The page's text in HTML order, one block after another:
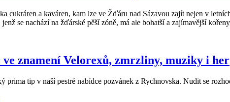
a kaváren, kam lze ve Žďáru nad Sázavou zajít nejen v
se nachází na žďárské pěší zóně, má ale bohatší a zajímavější
znamení Velorexů, zmrzliny, muziky i her
prima tip v naší pestré nabídce pozvánek z Rychnovska. Nudit se